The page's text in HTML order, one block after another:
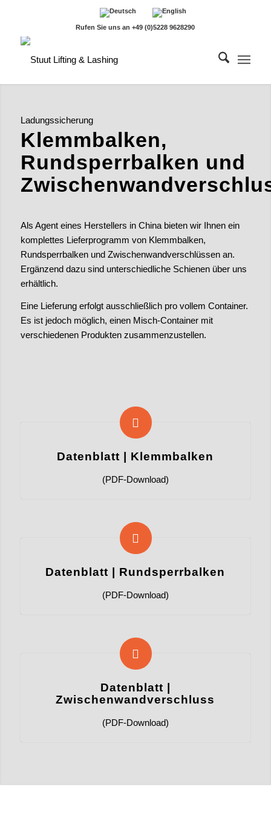
Rufen Sie uns an +49 (0)5228 9628290
Ladungssicherung
Klemmbalken,
Rundsperrbalken und
Als Agent eines Herstellers in China bieten wir Ihnen ein
komplettes Lieferprogramm von Klemmbalken,
Rundsperrbalken und Zwischenwandverschlüssen an.
Ergänzend dazu sind unterschiedliche Schienen über uns
erhältlich.
Eine Lieferung erfolgt ausschließlich pro vollem Container.
Es ist jedoch möglich, einen Misch-Container mit
verschiedenen Produkten zusammenzustellen.
Datenblatt | Klemmbalken
(PDF-Download)
Datenblatt | Rundsperrbalken
(PDF-Download)
Datenblatt |
Zwischenwandverschluss
(PDF-Download)